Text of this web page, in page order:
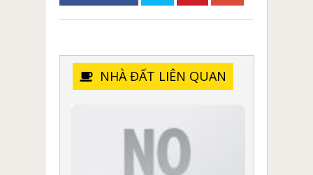
NHÀ ĐẤT LIÊN QUAN